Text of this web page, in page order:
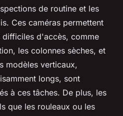
de routine et les
Ces caméras permettent
difficiles d'accès, comme
les colonnes sèches, et
modèles verticaux,
longs, sont
à ces tâches. De plus, les
que les rouleaux ou les